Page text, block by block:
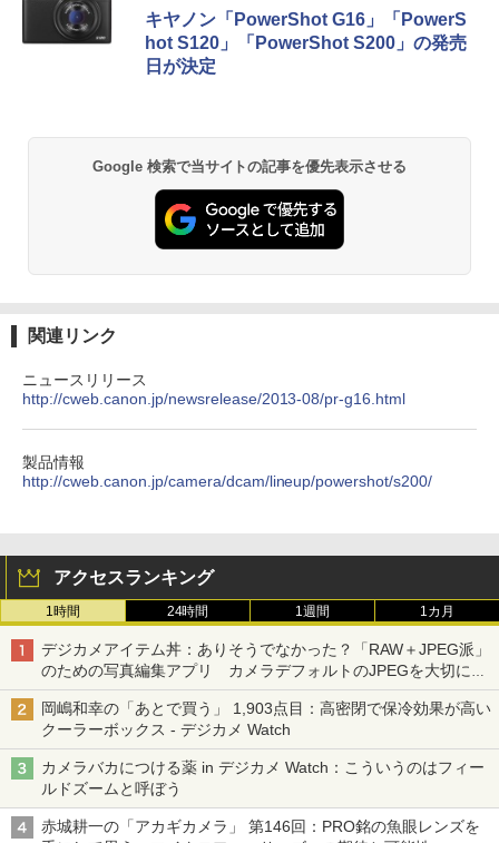
キヤノン「PowerShot G16」「PowerS
hot S120」「PowerShot S200」の発売
日が決定
Google 検索で当サイトの記事を優先表示させる
関連リンク
ニュースリリース
http://cweb.canon.jp/newsrelease/2013-08/pr-g16.html
製品情報
http://cweb.canon.jp/camera/dcam/lineup/powershot/s200/
アクセスランキング
1時間 24時間 1週間 1カ月
デジカメアイテム丼：ありそうでなかった？「RAW＋JPEG派」
のための写真編集アプリ カメラデフォルトのJPEGを大切にす
る「Filmator」
岡嶋和幸の「あとで買う」 1,903点目：高密閉で保冷効果が高い
クーラーボックス - デジカメ Watch
カメラバカにつける薬 in デジカメ Watch：こういうのはフィー
ルドズームと呼ぼう
赤城耕一の「アカギカメラ」 第146回：PRO銘の魚眼レンズを